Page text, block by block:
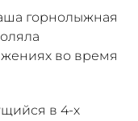
горнолыжная
во время
в 4-х